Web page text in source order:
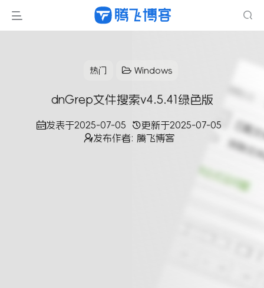
热门 Windows
dnGrep文件搜索v4.5.41绿色版
发表于2025-07-05 更新于2025-07-05
发布作者: 腾飞博客